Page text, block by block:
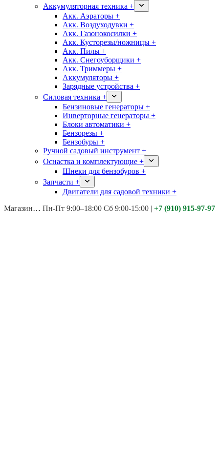
Аккумуляторная техника +
Акк. Аэраторы +
Акк. Воздуходувки +
Акк. Газонокосилки +
Акк. Кусторезы/ножницы +
Акк. Пилы +
Акк. Снегоуборщики +
Акк. Триммеры +
Аккумуляторы +
Зарядные устройства +
Силовая техника +
Бензиновые генераторы +
Инверторные генераторы +
Блоки автоматики +
Бензорезы +
Бензобуры +
Ручной садовый инструмент +
Оснастка и комплектующие +
Шнеки для бензобуров +
Запчасти +
Двигатели для садовой техники +
Магазины: Калуга ул. Московская д.113
Пн-Пт 9:00–18:00 Сб 9:00-15:00 | +7 (910) 915-97-97